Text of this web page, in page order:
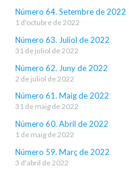
Número 64. Setembre de 2022
1 d'octubre de 2022
Número 63. Juliol de 2022
31 de juliol de 2022
Número 62. Juny de 2022
2 de juliol de 2022
Número 61. Maig de 2022
31 de maig de 2022
Número 60. Abril de 2022
1 de maig de 2022
Número 59. Març de 2022
3 d'abril de 2022